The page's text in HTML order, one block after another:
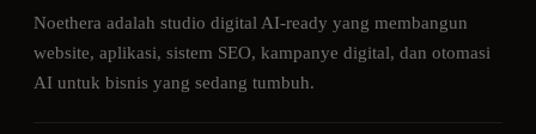
Noethera adalah studio digital AI-ready yang membangun
website, aplikasi, sistem SEO, kampanye digital, dan otomasi
AI untuk bisnis yang sedang tumbuh.